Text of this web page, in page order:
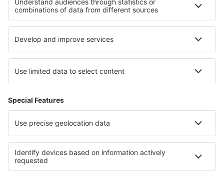
Unterkunft in Dänemark Unterkunft auf den Bahamas
Unterkunft in Kysuce Unterkunft in Huatulco
Unterkunft in Kenia Unterkunft Smolyan province